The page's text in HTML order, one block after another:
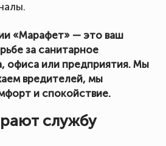
«Марафет» — это ваш
за санитарное
офиса или предприятия. Мы
вредителей, мы
и спокойствие.
службу